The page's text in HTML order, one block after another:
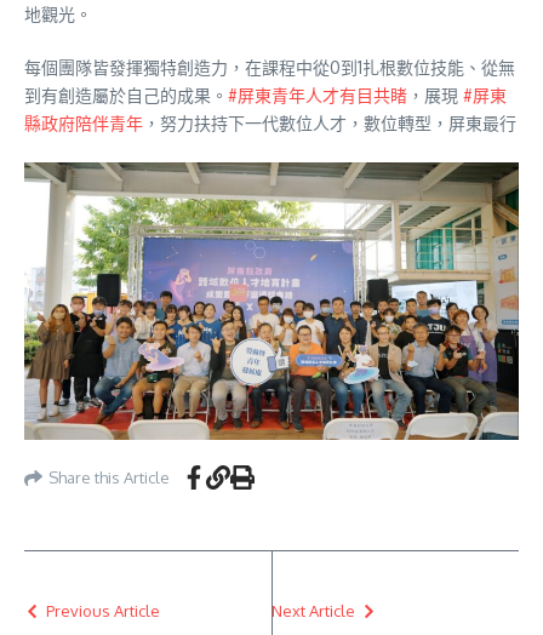
地觀光。
每個團隊皆發揮獨特創造力，在課程中從0到1扎根數位技能、從無
到有創造屬於自己的成果。 #屏東青年人才有目共睹 ，展現 #屏東
縣政府陪伴青年 ，努力扶持下一代數位人才，數位轉型，屏東最行
Share this Article
Previous Article Next Article